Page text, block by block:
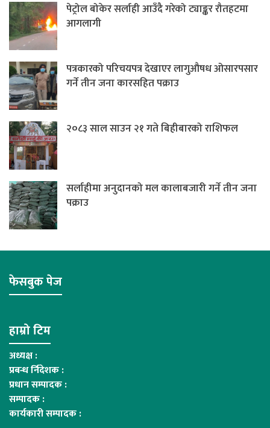
पेट्रोल बोकेर सर्लाही आउँदै गरेको ट्याङ्कर रौतहटमा
आगलागी
पत्रकारको परिचयपत्र देखाएर लागुऔषध ओसारपसार
गर्ने तीन जना कारसहित पक्राउ
२०८३ साल साउन २१ गते बिहीबारको राशिफल
सर्लाहीमा अनुदानको मल कालाबजारी गर्ने तीन जना
पक्राउ
फेसबुक पेज
हाम्रो टिम
अध्यक्ष :
प्रबन्ध र्निदेशक :
प्रधान सम्पादक :
सम्पादक :
कार्यकारी सम्पादक :